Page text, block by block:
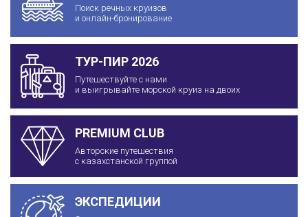
Поиск речных круизов
и онлайн-бронирование
ТУР-ПИР 2026
Путешествуйте с нами
и выигрывайте морской круиз на двоих
PREMIUM CLUB
Авторские путешествия
с казахстанской группой
ЭКСПЕДИЦИИ